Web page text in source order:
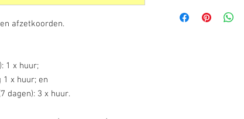
afzetkoorden.
1 x huur;
x huur; en
dagen): 3 x huur.